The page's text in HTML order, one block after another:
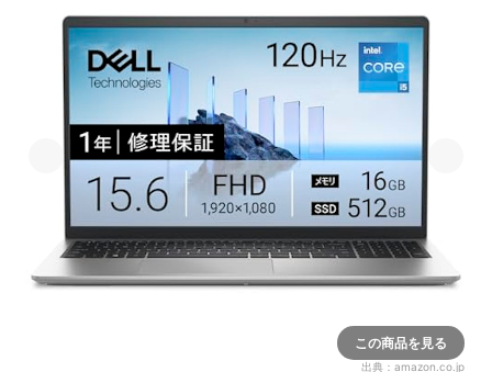
この商品を見る
出典： amazon.co.jp